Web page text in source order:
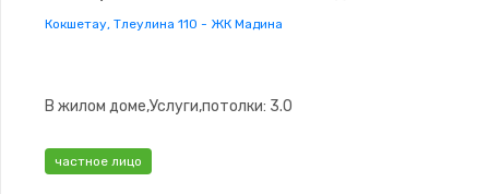
Кокшетау, Тлеулина 110 - ЖК Мадина
В жилом доме,Услуги,потолки: 3.0
частное лицо